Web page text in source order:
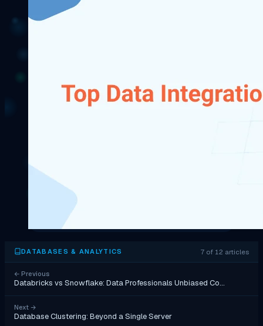
DATABASES & ANALYTICS 7 of 12 articles
← Previous
Databricks vs Snowflake: Data Professionals Unbiased Co…
Next →
Database Clustering: Beyond a Single Server